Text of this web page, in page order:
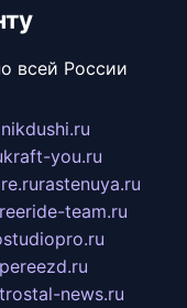
всей России
kraft-you.ru
rastenuya.ru
team.ru
news.ru